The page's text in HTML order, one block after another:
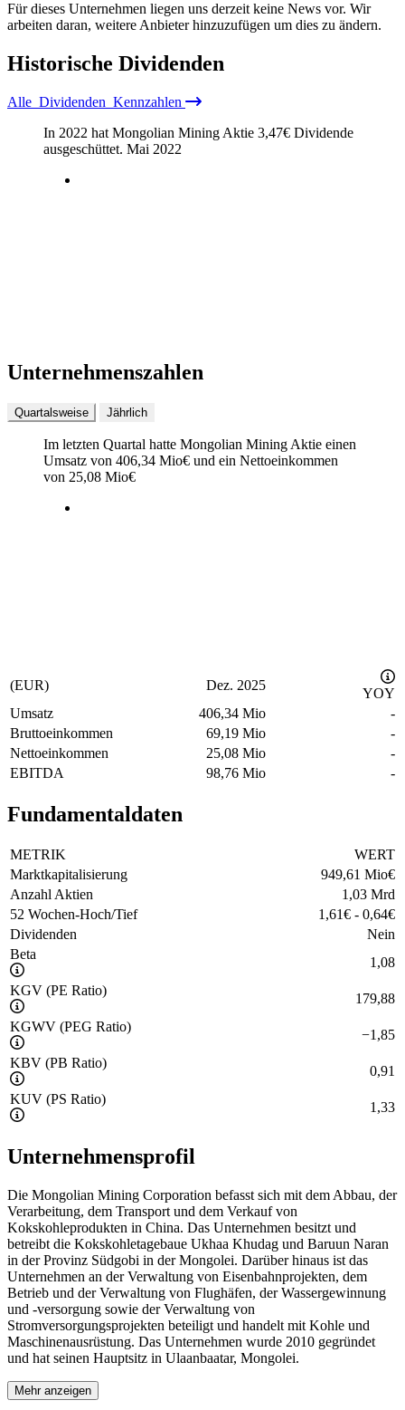
Für dieses Unternehmen liegen uns derzeit keine News vor. Wir
arbeiten daran, weitere Anbieter hinzuzufügen um dies zu ändern.
Historische Dividenden
Alle Dividenden Kennzahlen
In 2022 hat Mongolian Mining Aktie 3,47€ Dividende
ausgeschüttet. Mai 2022
Unternehmenszahlen
Quartalsweise Jährlich
Im letzten Quartal hatte Mongolian Mining Aktie einen
Umsatz von 406,34 Mio€ und ein Nettoeinkommen
von 25,08 Mio€
(EUR) Dez. 2025
YOY
Umsatz
406,34 Mio
-
Bruttoeinkommen
69,19 Mio
-
Nettoeinkommen
25,08 Mio
-
EBITDA
98,76 Mio -
Fundamentaldaten
METRIK
WERT
Marktkapitalisierung
949,61 Mio€
Anzahl Aktien
1,03 Mrd
52 Wochen-Hoch/Tief
1,61€ - 0,64€
Dividenden
Nein
Beta
1,08
KGV (PE Ratio)
179,88
KGWV (PEG Ratio)
−1,85
KBV (PB Ratio)
0,91
KUV (PS Ratio)
1,33
Unternehmensprofil
Die Mongolian Mining Corporation befasst sich mit dem Abbau, der
Verarbeitung, dem Transport und dem Verkauf von
Kokskohleprodukten in China. Das Unternehmen besitzt und
betreibt die Kokskohletagebaue Ukhaa Khudag und Baruun Naran
in der Provinz Südgobi in der Mongolei. Darüber hinaus ist das
Unternehmen an der Verwaltung von Eisenbahnprojekten, dem
Betrieb und der Verwaltung von Flughäfen, der Wassergewinnung
und -versorgung sowie der Verwaltung von
Stromversorgungsprojekten beteiligt und handelt mit Kohle und
Maschinenausrüstung. Das Unternehmen wurde 2010 gegründet
und hat seinen Hauptsitz in Ulaanbaatar, Mongolei.
Mehr anzeigen